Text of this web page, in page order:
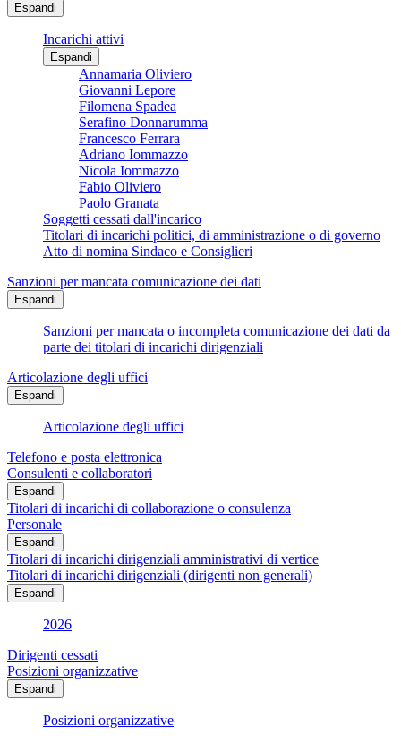
Espandi
Incarichi attivi
Espandi
Annamaria Oliviero
Giovanni Lepore
Filomena Spadea
Serafino Donnarumma
Francesco Ferrara
Adriano Iommazzo
Nicola Iommazzo
Fabio Oliviero
Paolo Granata
Soggetti cessati dall'incarico
Titolari di incarichi politici, di amministrazione o di governo
Atto di nomina Sindaco e Consiglieri
Sanzioni per mancata comunicazione dei dati
Espandi
Sanzioni per mancata o incompleta comunicazione dei dati da
parte dei titolari di incarichi dirigenziali
Articolazione degli uffici
Espandi
Articolazione degli uffici
Telefono e posta elettronica
Consulenti e collaboratori
Espandi
Titolari di incarichi di collaborazione o consulenza
Personale
Espandi
Titolari di incarichi dirigenziali amministrativi di vertice
Titolari di incarichi dirigenziali (dirigenti non generali)
Espandi
2026
Dirigenti cessati
Posizioni organizzative
Espandi
Posizioni organizzative